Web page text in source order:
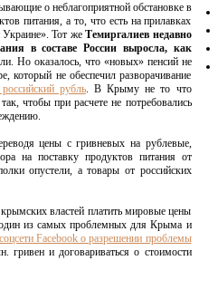
о неблагоприятной обстановке в
питания, а то, что есть на прилавках
Украине». Тот жеТемиргалиев недавно
в составе России выросла, как
Но оказалось, что «новых» пенсий не
не обеспечил разворачивание
рубль. В Крыму не то что
чтобы при расчете не потребовались
цены с гривневых на рублевые,
на поставку продуктов питания от
опустели, а товары от российских
властей платить мировые цены
один из самых проблемных для Крыма и
Facebook о разрешении проблемы
и договариваться о стоимости